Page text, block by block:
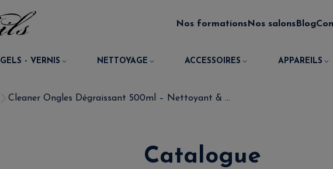
Nos formationsNos salons Blog
GELS - VERNIS NETTOYAGE ACCESSOIRES APPAREILS
Cleaner Ongles Dégraissant 500ml – Nettoyant & ...
Catalogue